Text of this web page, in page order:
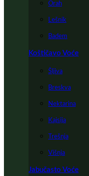
Orah
Lešnik
Badem
Koštičavo Voće
Šljiva
Breskva
Nektarina
Kajsija
Trešnja
Višnja
Jabučasto Voće